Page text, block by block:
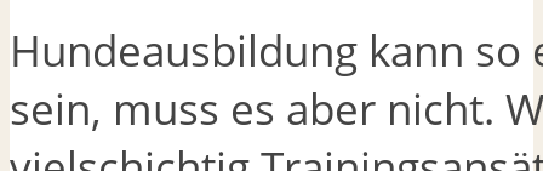
Hundeausbildung kann so
sein, muss es aber nicht.